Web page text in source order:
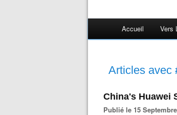
Accueil Vers
Articles avec
China's Huawei
Publié le 15